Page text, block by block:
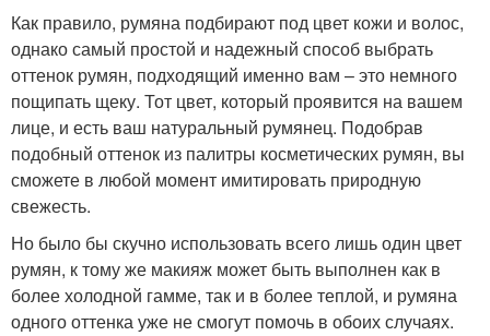
Как правило, румяна подбирают под цвет кожи и волос,
однако самый простой и надежный способ выбрать
оттенок румян, подходящий именно вам – это немного
пощипать щеку. Тот цвет, который проявится на вашем
лице, и есть ваш натуральный румянец. Подобрав
подобный оттенок из палитры косметических румян, вы
сможете в любой момент имитировать природную
свежесть.
Но было бы скучно использовать всего лишь один цвет
румян, к тому же макияж может быть выполнен как в
более холодной гамме, так и в более теплой, и румяна
одного оттенка уже не смогут помочь в обоих случаях.